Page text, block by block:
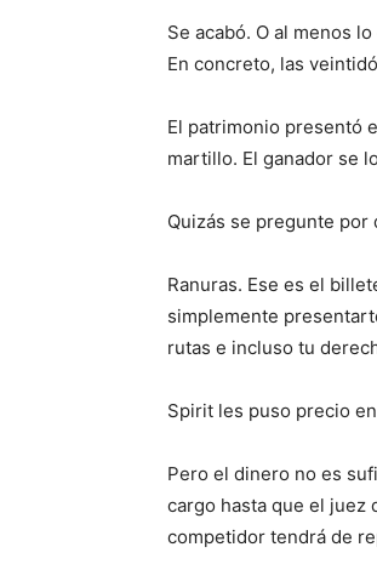
Se acabó. O al menos
En concreto, las
El patrimonio presentó
martillo. El ganador se
Quizás se pregunte
Ranuras. Ese es el
simplemente
rutas e incluso tu
Spirit les puso precio
Pero el dinero no es
cargo hasta que el juez
competidor tendrá de